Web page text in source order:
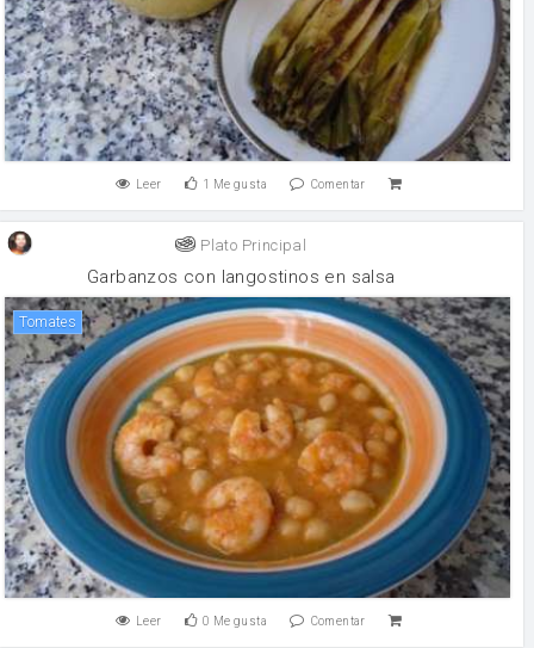
Leer 1 Me gusta Comentar
Plato Principal
Garbanzos con langostinos en salsa
Tomates
Leer 0 Me gusta Comentar